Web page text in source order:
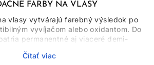
FARBY NA VLASY
vlasy vytvárajú farebný výsledok po
vyvíjačom alebo oxidantom. Do
permanentné aj viaceré demi-
pôsobenia, schopnosťou zosvetľovať
Čítať viac